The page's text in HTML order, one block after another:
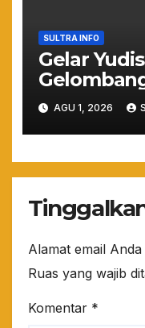
SULTRA INFO
Gelar
Tangerang
Magister
Global
hingga
AGU 1, 2026
Alamat email
Ruas yang wajib
Komentar *